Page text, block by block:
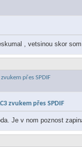
, vetsinou skor
přes SPDIF
zvukem přes SPDIF
Je v nom poznost